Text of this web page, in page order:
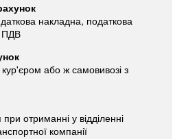
накладна, податкова
ПДВ
або ж самовивозі з
отриманні у відділенні
компанії